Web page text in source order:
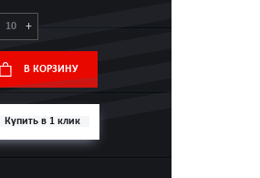
+
В КОРЗИНУ
Купить в 1 клик